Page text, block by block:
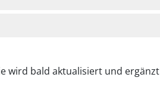
wird bald aktualisiert und ergänzt